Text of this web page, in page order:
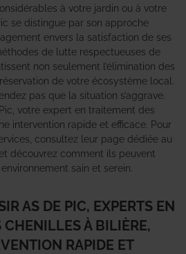
à votre jardin ou à votre
se distingue par son approche
envers la satisfaction de ses
de lutte respectueuses de
non seulement l’élimination des
de votre écosystème local.
pas que la situation s’aggrave.
votre expert en traitement des
intervention rapide et efficace. Pour
consultez leur page dédiée au
et découvrez comment ils peuvent
sain et serein.
AS DE PIC, EXPERTS EN
CHENILLES À BILIÈRE,
RAPIDE ET